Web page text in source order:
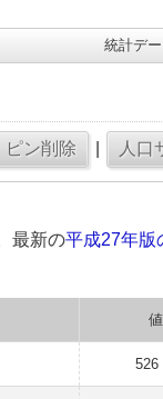
統計デ
最新の平成27年版
値
526